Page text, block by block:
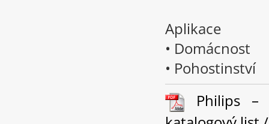
Aplikace
• Domácnost
• Pohostinství
Philips –